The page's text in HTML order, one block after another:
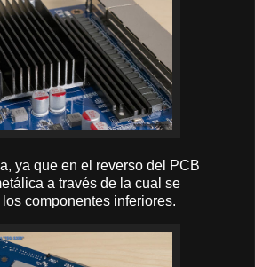
ya que en el reverso del PCB
a través de la cual se
componentes inferiores.